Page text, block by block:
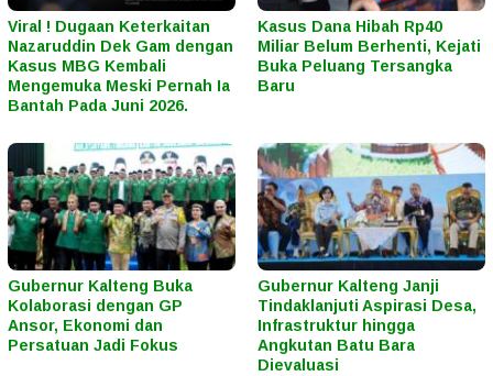
Viral ! Dugaan Keterkaitan
Nazaruddin Dek Gam dengan
Kasus MBG Kembali
Mengemuka Meski Pernah Ia
Bantah Pada Juni 2026.
Kasus Dana Hibah Rp40
Miliar Belum Berhenti, Kejati
Buka Peluang Tersangka
Baru
Gubernur Kalteng Buka
Kolaborasi dengan GP
Ansor, Ekonomi dan
Persatuan Jadi Fokus
Gubernur Kalteng Janji
Tindaklanjuti Aspirasi Desa,
Infrastruktur hingga
Angkutan Batu Bara
Dievaluasi